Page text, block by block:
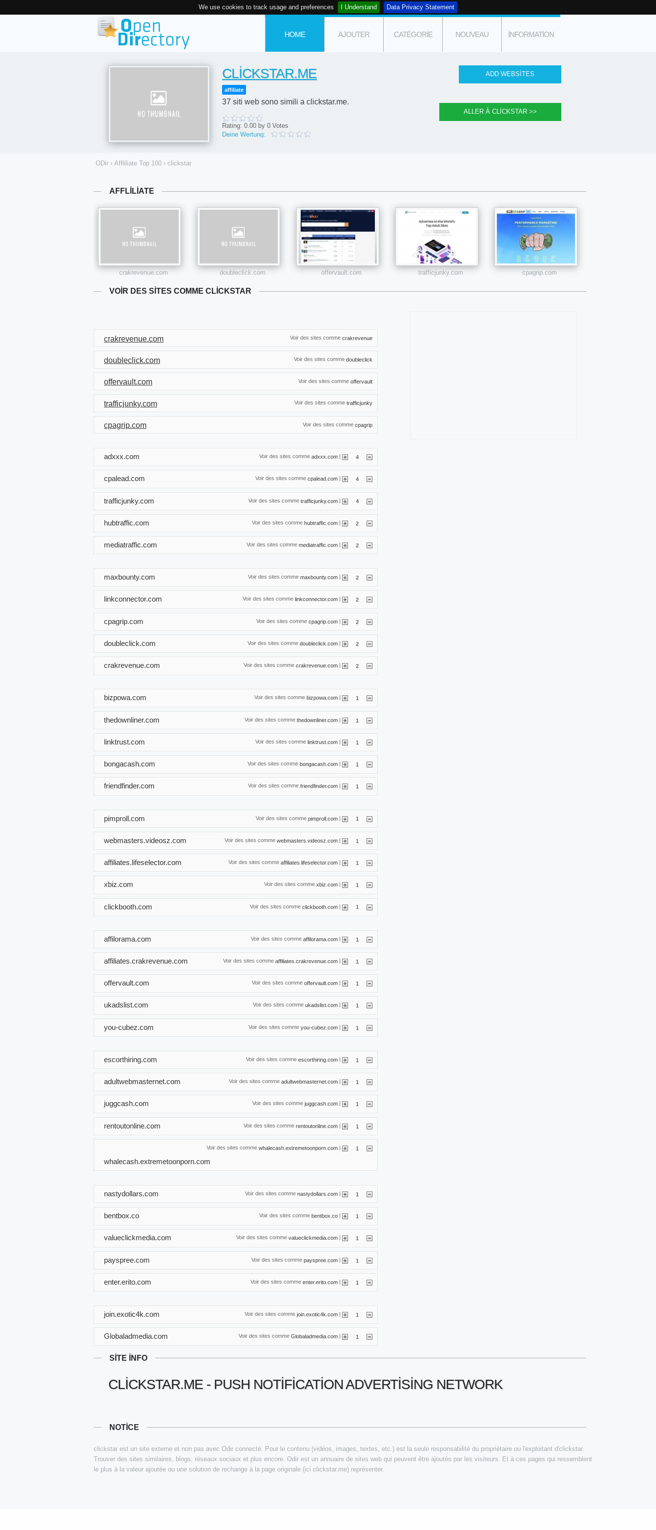
We use cookies to track usage and preferences I Understand Data Privacy Statement
HOME AJOUTER CATÉGORIE NOUVEAU INFORMATION
CLICKSTAR.ME
affiliate
37 siti web sono simili a clickstar.me.
Rating: 0.00 by 0 Votes
Deine Wertung:
ODir › Affliliate Top 100 › clickstar
AFFLILIATE
crakrevenue.com doubleclick.com offervault.com trafficjunky.com cpagrip.com
VOIR DES SITES COMME CLICKSTAR
Voir des sites comme crakrevenue
crakrevenue.com
Voir des sites comme doubleclick
doubleclick.com
Voir des sites comme offervault
offervault.com
Voir des sites comme trafficjunky
trafficjunky.com
Voir des sites comme cpagrip
cpagrip.com
Voir des sites comme adxxx.com | 4
adxxx.com
Voir des sites comme cpalead.com 4
cpalead.com
Voir des sites comme trafficjunky.com | 4
trafficjunky.com
Voir des sites comme hubtraffic.com | 2
hubtraffic.com
Voir des sites comme mediatraffic.com | 2
mediatraffic.com
Voir des sites comme maxbounty.com 2
maxbounty.com
Voir des sites comme linkconnector.com 2
linkconnector.com
Voir des sites comme cpagrip.com | 2
cpagrip.com
Voir des sites comme doubleclick.com | 2
doubleclick.com
Voir des sites comme crakrevenue.com | 2
crakrevenue.com
Voir des sites comme bizpowa.com 1
bizpowa.com
Voir des sites comme thedownliner.com | 1
thedownliner.com
Voir des sites comme linktrust.com | 1
linktrust.com
Voir des sites comme bongacash.com | 1
bongacash.com
Voir des sites comme friendfinder.com 1
friendfinder.com
Voir des sites comme pimproll.com | 1
pimproll.com
Voir des sites comme webmasters.videosz.com | 1
webmasters.videosz.com
Voir des sites comme affiliates.lifeselector.com | 1
affiliates.lifeselector.com
Voir des sites comme xbiz.com 1
xbiz.com
Voir des sites comme clickbooth.com | 1
clickbooth.com
Voir des sites comme affilorama.com | 1
affilorama.com
Voir des sites comme affiliates.crakrevenue.com | 1
affiliates.crakrevenue.com
Voir des sites comme offervault.com 1
offervault.com
Voir des sites comme ukadslist.com 1
ukadslist.com
Voir des sites comme you-cubez.com | 1
you-cubez.com
Voir des sites comme escorthiring.com | 1
escorthiring.com
Voir des sites comme adultwebmasternet.com | 1
adultwebmasternet.com
Voir des sites comme juggcash.com 1
juggcash.com
Voir des sites comme rentoutonline.com | 1
rentoutonline.com
Voir des sites comme whalecash.extremetoonporn.com | 1
whalecash.extremetoonporn.com
Voir des sites comme nastydollars.com | 1
nastydollars.com
Voir des sites comme bentbox.co 1
bentbox.co
Voir des sites comme valueclickmedia.com 1
valueclickmedia.com
Voir des sites comme payspree.com | 1
payspree.com
Voir des sites comme enter.erito.com | 1
enter.erito.com
Voir des sites comme join.exotic4k.com | 1
join.exotic4k.com
Voir des sites comme Globaladmedia.com 1
Globaladmedia.com
SITE INFO
CLICKSTAR.ME - PUSH NOTIFICATION ADVERTISING NETWORK
NOTICE
clickstar est un site externe et non pas avec Odir connecté. Pour le contenu (vidéos, images, textes, etc.) est la seule responsabilité du propriétaire ou l'exploitant d'clickstar.
Trouver des sites similaires, blogs, réseaux sociaux et plus encore. Odir est un annuaire de sites web qui peuvent être ajoutés par les visiteurs. Et à ces pages qui ressemblent
le plus à la valeur ajoutée ou une solution de rechange à la page originale (ici clickstar.me) représenter.